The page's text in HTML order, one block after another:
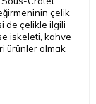
çelik
de çelikle ilgili
iskeleti, kahve
ürünler olmak